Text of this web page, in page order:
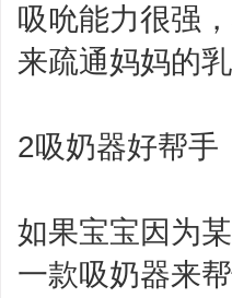
吸吮能力很强
来疏通妈妈的
2吸奶器好帮手
如果宝宝因为
一款吸奶器来